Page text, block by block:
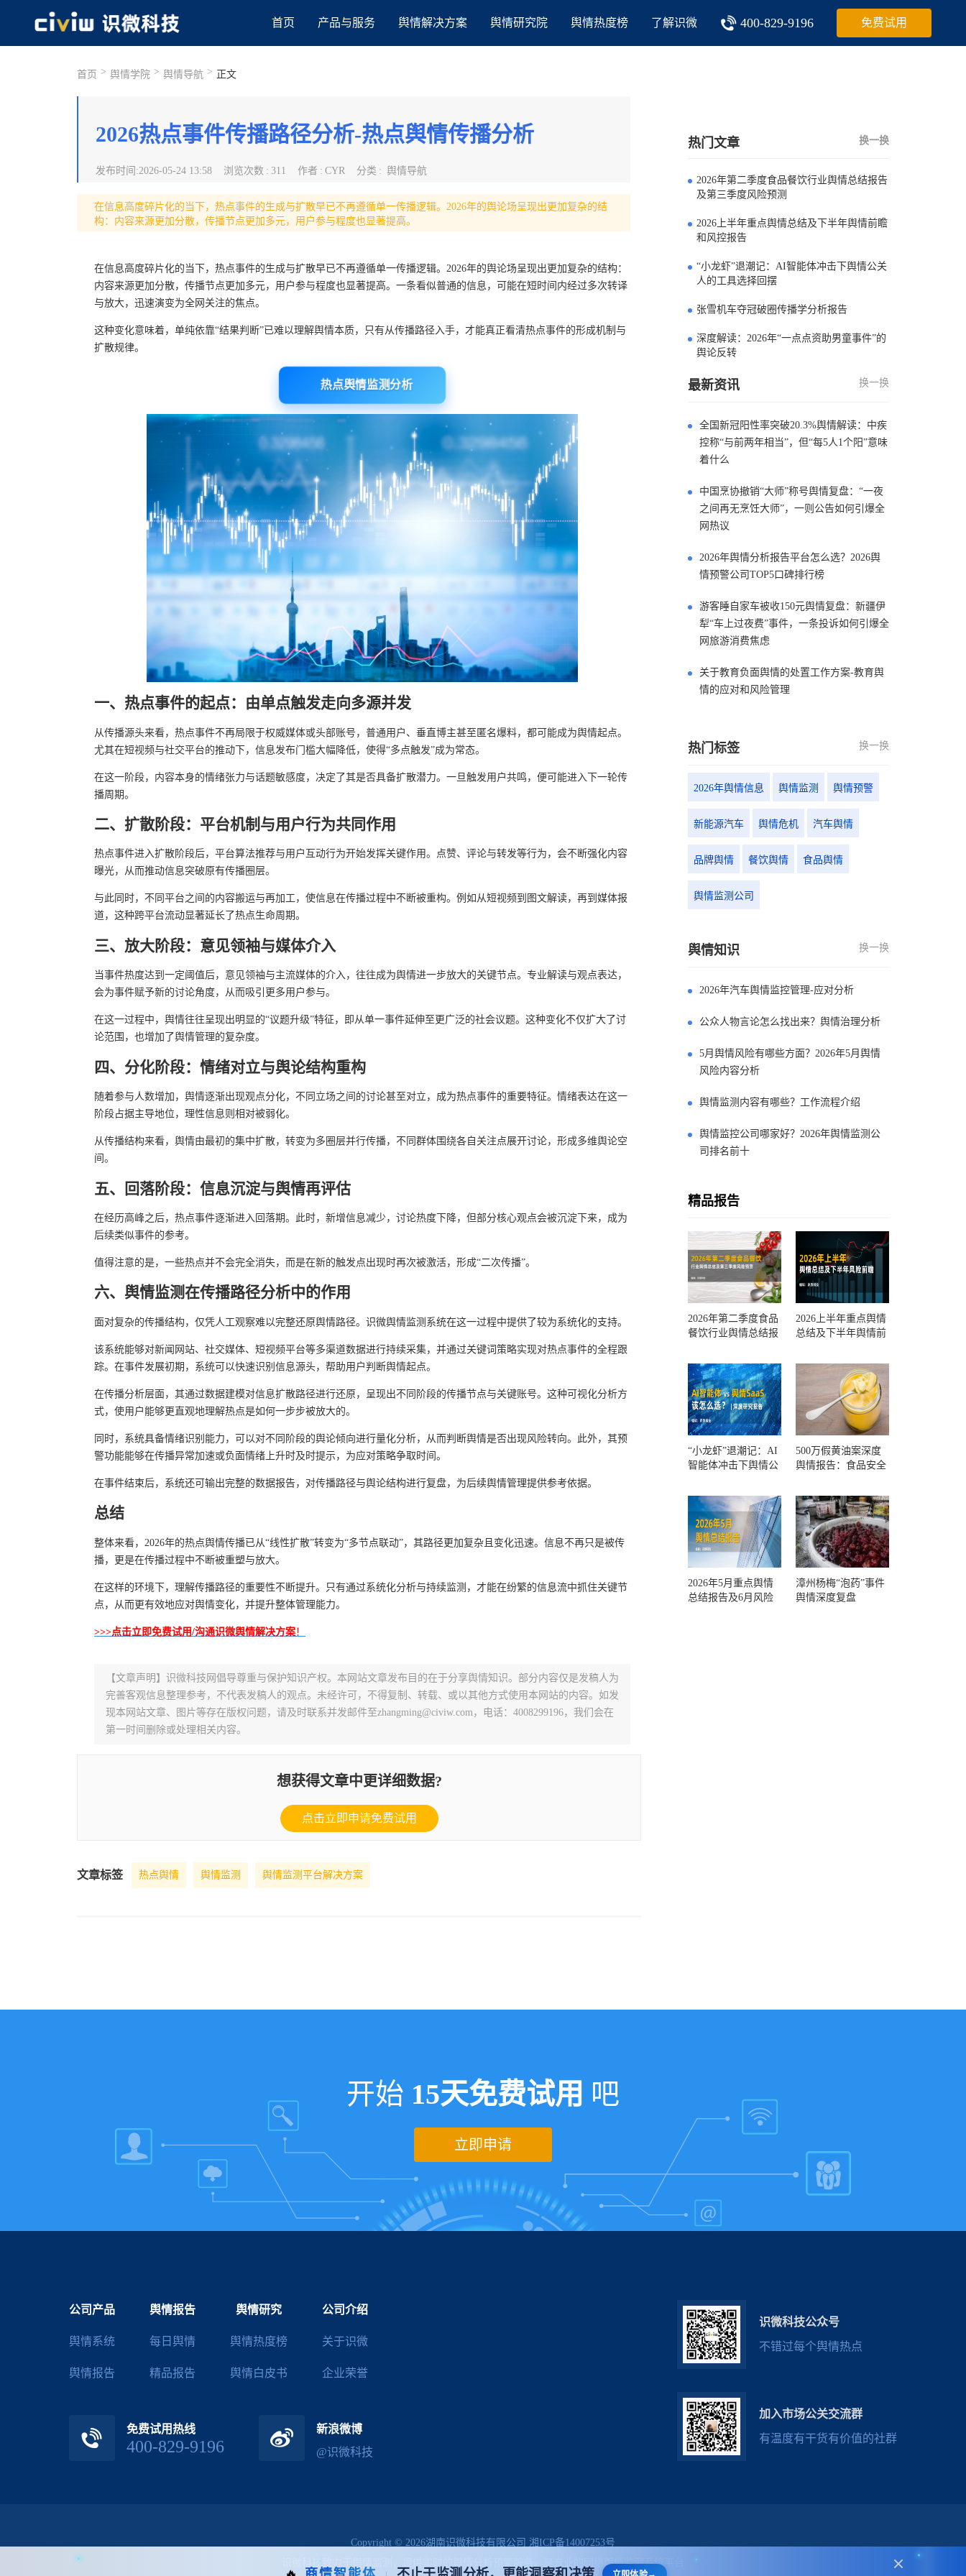
首页 产品与服务 舆情解决方案 舆情研究院 舆情热度榜 了解识微 400-829-9196 免费试用
首页 > 舆情学院 > 舆情导航 > 正文
2026热点事件传播路径分析-热点舆情传播分析
发布时间 :2026-05-24 13:58 浏览次数 : 311 作者 : CYR 分类 : 舆情导航
在信息高度碎片化的当下，热点事件的生成与扩散早已不再遵循单一传播逻辑。2026年的舆论场呈现出更加复杂的结
构：内容来源更加分散，传播节点更加多元，用户参与程度也显著提高。
在信息高度碎片化的当下，热点事件的生成与扩散早已不再遵循单一传播逻辑。2026年的舆论场呈现出更加复杂的结构：
内容来源更加分散，传播节点更加多元，用户参与程度也显著提高。一条看似普通的信息，可能在短时间内经过多次转译
与放大，迅速演变为全网关注的焦点。
这种变化意味着，单纯依靠“结果判断”已难以理解舆情本质，只有从传播路径入手，才能真正看清热点事件的形成机制与
扩散规律。
热点舆情监测分析
一、热点事件的起点：由单点触发走向多源并发
从传播源头来看，热点事件不再局限于权威媒体或头部账号，普通用户、垂直博主甚至匿名爆料，都可能成为舆情起点。
尤其在短视频与社交平台的推动下，信息发布门槛大幅降低，使得“多点触发”成为常态。
在这一阶段，内容本身的情绪张力与话题敏感度，决定了其是否具备扩散潜力。一旦触发用户共鸣，便可能进入下一轮传
播周期。
二、扩散阶段：平台机制与用户行为共同作用
热点事件进入扩散阶段后，平台算法推荐与用户互动行为开始发挥关键作用。点赞、评论与转发等行为，会不断强化内容
曝光，从而推动信息突破原有传播圈层。
与此同时，不同平台之间的内容搬运与再加工，使信息在传播过程中不断被重构。例如从短视频到图文解读，再到媒体报
道，这种跨平台流动显著延长了热点生命周期。
三、放大阶段：意见领袖与媒体介入
当事件热度达到一定阈值后，意见领袖与主流媒体的介入，往往成为舆情进一步放大的关键节点。专业解读与观点表达，
会为事件赋予新的讨论角度，从而吸引更多用户参与。
在这一过程中，舆情往往呈现出明显的“议题升级”特征，即从单一事件延伸至更广泛的社会议题。这种变化不仅扩大了讨
论范围，也增加了舆情管理的复杂度。
四、分化阶段：情绪对立与舆论结构重构
随着参与人数增加，舆情逐渐出现观点分化，不同立场之间的讨论甚至对立，成为热点事件的重要特征。情绪表达在这一
阶段占据主导地位，理性信息则相对被弱化。
从传播结构来看，舆情由最初的集中扩散，转变为多圈层并行传播，不同群体围绕各自关注点展开讨论，形成多维舆论空
间。
五、回落阶段：信息沉淀与舆情再评估
在经历高峰之后，热点事件逐渐进入回落期。此时，新增信息减少，讨论热度下降，但部分核心观点会被沉淀下来，成为
后续类似事件的参考。
值得注意的是，一些热点并不会完全消失，而是在新的触发点出现时再次被激活，形成“二次传播”。
六、舆情监测在传播路径分析中的作用
面对复杂的传播结构，仅凭人工观察难以完整还原舆情路径。识微舆情监测系统在这一过程中提供了较为系统化的支持。
该系统能够对新闻网站、社交媒体、短视频平台等多渠道数据进行持续采集，并通过关键词策略实现对热点事件的全程跟
踪。在事件发展初期，系统可以快速识别信息源头，帮助用户判断舆情起点。
在传播分析层面，其通过数据建模对信息扩散路径进行还原，呈现出不同阶段的传播节点与关键账号。这种可视化分析方
式，使用户能够更直观地理解热点是如何一步步被放大的。
同时，系统具备情绪识别能力，可以对不同阶段的舆论倾向进行量化分析，从而判断舆情是否出现风险转向。此外，其预
警功能能够在传播异常加速或负面情绪上升时及时提示，为应对策略争取时间。
在事件结束后，系统还可输出完整的数据报告，对传播路径与舆论结构进行复盘，为后续舆情管理提供参考依据。
总结
整体来看，2026年的热点舆情传播已从“线性扩散”转变为“多节点联动”，其路径更加复杂且变化迅速。信息不再只是被传
播，更是在传播过程中不断被重塑与放大。
在这样的环境下，理解传播路径的重要性不断提升。只有通过系统化分析与持续监测，才能在纷繁的信息流中抓住关键节
点，从而更有效地应对舆情变化，并提升整体管理能力。
>>>点击立即免费试用/沟通识微舆情解决方案！
【文章声明】识微科技网倡导尊重与保护知识产权。本网站文章发布目的在于分享舆情知识。部分内容仅是发稿人为
完善客观信息整理参考，不代表发稿人的观点。未经许可，不得复制、转载、或以其他方式使用本网站的内容。如发
现本网站文章、图片等存在版权问题，请及时联系并发邮件至zhangming@civiw.com，电话：4008299196，我们会在
第一时间删除或处理相关内容。
想获得文章中更详细数据?
点击立即申请免费试用
文章标签 热点舆情 舆情监测 舆情监测平台解决方案
热门文章 换一换
2026年第二季度食品餐饮行业舆情总结报告
及第三季度风险预测
2026上半年重点舆情总结及下半年舆情前瞻
和风控报告
“小龙虾”退潮记：AI智能体冲击下舆情公关
人的工具选择回摆
张雪机车夺冠破圈传播学分析报告
深度解读：2026年“一点点资助男童事件”的
舆论反转
最新资讯 换一换
全国新冠阳性率突破20.3%舆情解读：中疾
控称“与前两年相当”，但“每5人1个阳”意味
着什么
中国烹协撤销“大师”称号舆情复盘：“一夜
之间再无烹饪大师”，一则公告如何引爆全
网热议
2026年舆情分析报告平台怎么选？2026舆
情预警公司TOP5口碑排行榜
游客睡自家车被收150元舆情复盘：新疆伊
犁“车上过夜费”事件，一条投诉如何引爆全
网旅游消费焦虑
关于教育负面舆情的处置工作方案-教育舆
情的应对和风险管理
热门标签 换一换
2026年舆情信息 舆情监测 舆情预警
新能源汽车 舆情危机 汽车舆情
品牌舆情 餐饮舆情 食品舆情
舆情监测公司
舆情知识 换一换
2026年汽车舆情监控管理-应对分析
公众人物言论怎么找出来？舆情治理分析
5月舆情风险有哪些方面？2026年5月舆情
风险内容分析
舆情监测内容有哪些？工作流程介绍
舆情监控公司哪家好？2026年舆情监测公
司排名前十
精品报告
2026年第二季度食品
餐饮行业舆情总结报
测
2026上半年重点舆情
总结及下半年舆情前
“小龙虾”退潮记：AI
智能体冲击下舆情公
500万假黄油案深度
舆情报告：食品安全
一环？
2026年5月重点舆情
总结报告及6月风险
漳州杨梅“泡药”事件
舆情深度复盘
开始 15天免费试用 吧
立即申请
公司产品
舆情系统
舆情报告
舆情报告
每日舆情
精品报告
舆情研究
舆情热度榜
舆情白皮书
公司介绍
关于识微
企业荣誉
免费试用热线
400-829-9196
新浪微博
@识微科技
识微科技公众号
不错过每个舆情热点
加入市场公关交流群
有温度有干货有价值的社群
Copyright © 2026湖南识微科技有限公司 湘ICP备14007253号
识微科技致力于
网络舆情监测系统
→